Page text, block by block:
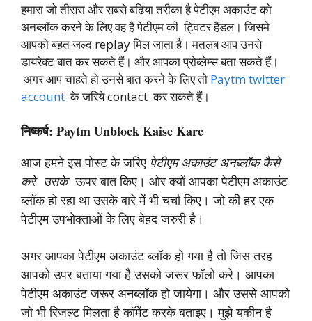
हमारा जो तीसरा और सबसे बढ़िया तरीका है पेटीएम अकाउंट को
अनब्लॉक करने के लिए वह है पेटीएम की ट्विटर हैंडल। जिसमे
आपको बहत जल्द replay मिल जाता है। मतलब आप उनसे
डायरेक्ट बात कर सकते हैं। और आपका प्रोब्लेम्स बता सकते हैं।
अगर आप चाहते हो उनसे बात करने के लिए तो Paytm twitter
account के जरिये contact कर सकते हैं।
निष्कर्ष: Paytm Unblock Kaise Kare
आज हमने इस पोस्ट के जरिए पेटीएम अकाउंट अनब्लॉक कैसे
करे उसकेऊपर बात किए। ओर क्यों आपका पेटीएम अकाउंट
ब्लॉक हो रहा था उसके बारे में भी चर्चा किए। जो की हर एक
पेटीएम उपभोक्ताओं के लिए बेहद जरुरी है।
अगर आपका पेटीएम अकाउंट ब्लॉक हो गया है तो जिस तरह
आपको उपर बताया गया है उसको जरूर फॉलो करे। आपका
पेटीएम अकाउंट जरूर अनब्लॉक हो जायेगा। और उससे आपको
जो भी रिजल्ट मिलता है कॉमेंट करके बताइए। मुझे यकीन है